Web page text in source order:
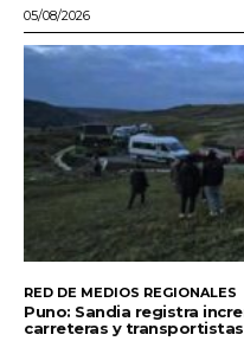
05/08/2026
RED DE MEDIOS REGIONALES
Puno: Sandia registra
carreteras y